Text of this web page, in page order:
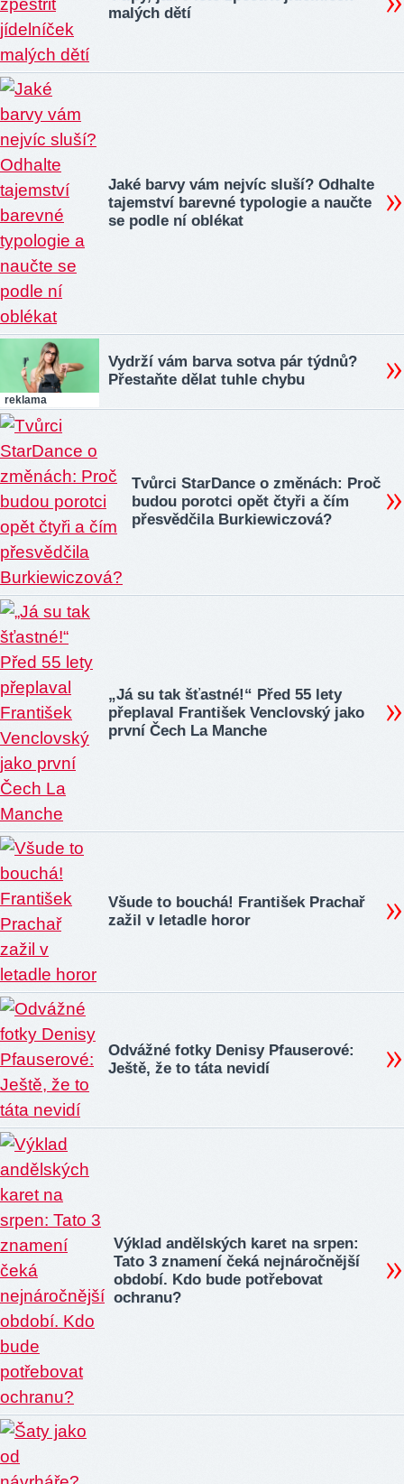
malých dětí
Jaké barvy vám nejvíc sluší? Odhalte
tajemství barevné typologie a naučte
se podle ní oblékat
reklama
Vydrží vám barva sotva pár týdnů?
Přestaňte dělat tuhle chybu
Tvůrci StarDance o změnách: Proč
budou porotci opět čtyři a čím
přesvědčila Burkiewiczová?
„Já su tak šťastné!“ Před 55 lety
přeplaval František Venclovský jako
první Čech La Manche
Všude to bouchá! František Prachař
zažil v letadle horor
Odvážné fotky Denisy Pfauserové:
Ještě, že to táta nevidí
Výklad andělských karet na srpen:
Tato 3 znamení čeká nejnáročnější
období. Kdo bude potřebovat
ochranu?